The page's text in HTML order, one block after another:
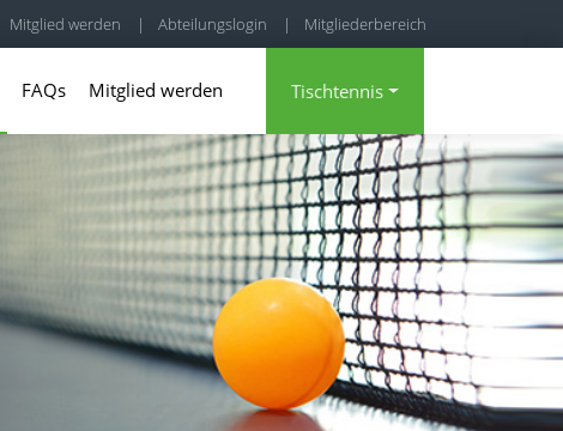
Mitglied werden | Abteilungslogin | Mitgliederbereich
FAQs Mitglied werden Tischtennis